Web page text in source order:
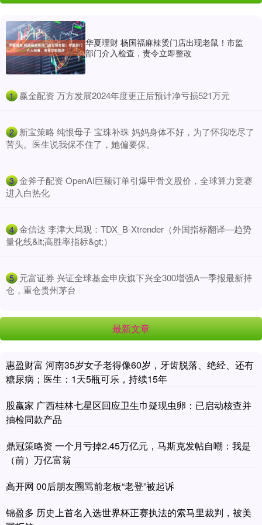
华夏理财 杨国福麻辣烫门店出现老鼠！市监
部门介入检查，责令立即整改
1 ​赢金配资 万方发展2024年度更正后预计净亏损521万元
2 ​新宝策略 纯恨母子 宝珠补珠 妈妈身体不好，为了怀我吃尽了
苦头。医生说我保不住了，她偏要保。
3 ​金斧子配资 OpenAI巨额订单引爆甲骨文股价，全球算力竞赛
进入白热化
4 ​金信达 李津大局观：TDX_B-Xtrender（外国指标翻译—趋势
量化线&lt;高胜率指标&gt;）
5 ​元富证券 兴证全球基金申庆旗下兴全300增强A一季报最新持
仓，重仓贵州茅台
最新文章
惠盈财富 河南35岁女子老得像60岁，牙齿脱落、绝经、还有
糖尿病；医生：1天5瓶可乐，持续15年
股赢家 广西桂林七星区回应卫生巾疑现虫卵：已启动核查并
抽检同款产品
鼎冠策略资 一个月亏掉2.45万亿元，马斯克发帖自嘲：我是
（前）万亿富翁
高开网 00后朋友圈骂前老板“老登”被起诉
锦盈多 历史上首名入选世界杯正赛执法的索马里裁判，被美